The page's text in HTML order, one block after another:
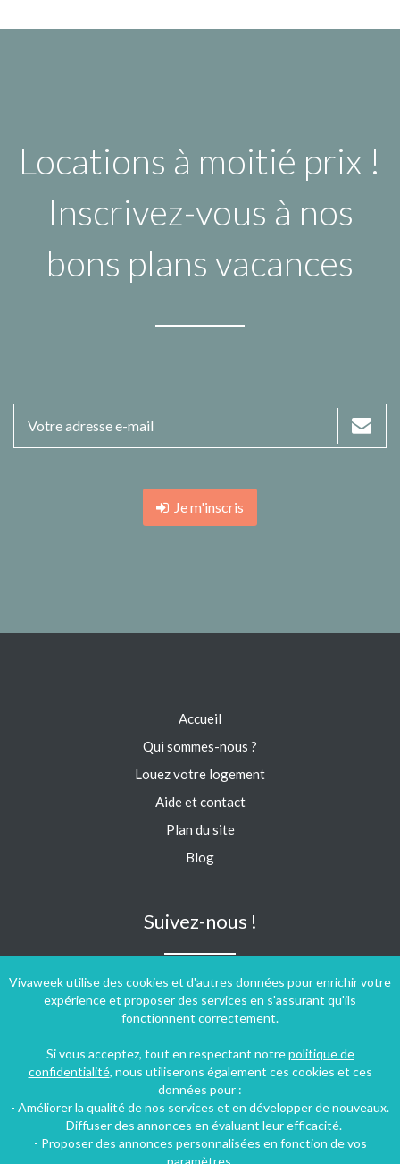
Locations à moitié prix !
Inscrivez-vous à nos
bons plans vacances
Je m'inscris
Vivaweek utilise des cookies et d'autres données pour enrichir votre
expérience et proposer des services en s'assurant qu'ils
fonctionnent correctement.
Si vous acceptez, tout en respectant notrepolitique de
confidentialité, nous utiliserons également ces cookies et ces
données pour :
- Améliorer la qualité de nos services et en développer de nouveaux.
- Diffuser des annonces en évaluant leur efficacité.
- Proposer des annonces personnalisées en fonction de vos
paramètres.
Accueil
Qui sommes-nous ?
Louez votre logement
Aide et contact
Plan du site
Blog
Suivez-nous !